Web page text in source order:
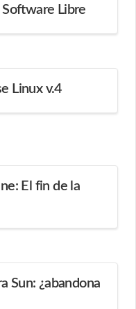
Libre
Linux v.4
El fin de la
Sun: ¿abandona